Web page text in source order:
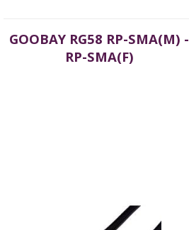
GOOBAY RG58 RP-SMA(M) -
RP-SMA(F)